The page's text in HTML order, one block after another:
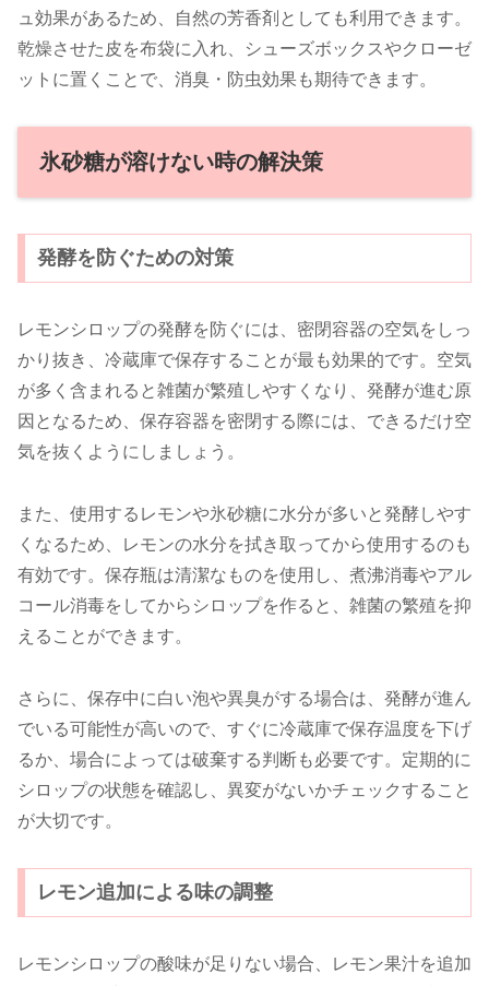
ュ効果があるため、自然の芳香剤としても利用できます。
乾燥させた皮を布袋に入れ、シューズボックスやクローゼ
ットに置くことで、消臭・防虫効果も期待できます。
氷砂糖が溶けない時の解決策
発酵を防ぐための対策
レモンシロップの発酵を防ぐには、密閉容器の空気をしっ
かり抜き、冷蔵庫で保存することが最も効果的です。空気
が多く含まれると雑菌が繁殖しやすくなり、発酵が進む原
因となるため、保存容器を密閉する際には、できるだけ空
気を抜くようにしましょう。
また、使用するレモンや氷砂糖に水分が多いと発酵しやす
くなるため、レモンの水分を拭き取ってから使用するのも
有効です。保存瓶は清潔なものを使用し、煮沸消毒やアル
コール消毒をしてからシロップを作ると、雑菌の繁殖を抑
えることができます。
さらに、保存中に白い泡や異臭がする場合は、発酵が進ん
でいる可能性が高いので、すぐに冷蔵庫で保存温度を下げ
るか、場合によっては破棄する判断も必要です。定期的に
シロップの状態を確認し、異変がないかチェックすること
が大切です。
レモン追加による味の調整
レモンシロップの酸味が足りない場合、レモン果汁を追加